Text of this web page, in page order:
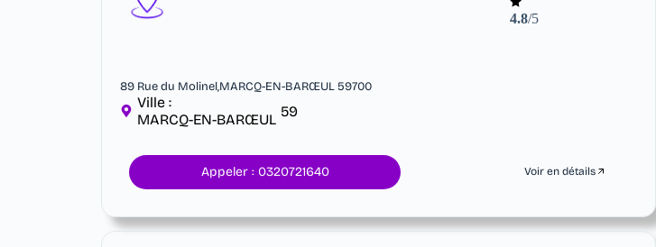
4.8/5
89 Rue du Molinel,MARCQ-EN-BARŒUL 59700
Ville :
MARCQ-EN-BARŒUL 59
Appeler : 0320721640 Voir en détails